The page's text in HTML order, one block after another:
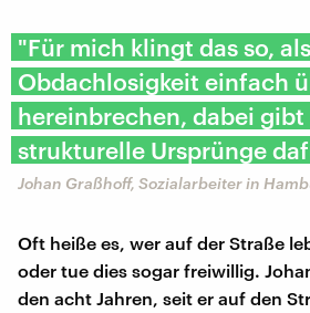
"Für mich klingt das so,
Obdachlosigkeit einfach
hereinbrechen, dabei gibt
strukturelle Ursprünge
Johan Graßhoff, Sozialarbeiter in
Oft heiße es, wer auf der Straße
oder tue dies sogar freiwillig.
den acht Jahren, seit er auf den